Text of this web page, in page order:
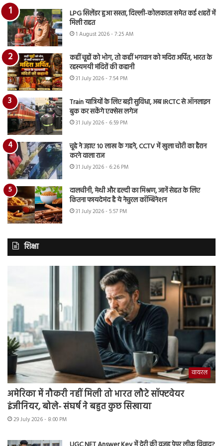
LPG सिलेंडर हुआ सस्ता, दिल्ली-कोलकाता समेत कई शहरों में
मिली राहत
1 August 2026 - 7:25 AM
कहीं चूहों को भोग, तो कहीं भगवान को मदिरा अर्पित, भारत के
रहस्यमयी मंदिरों की कहानी
31 July 2026 - 7:54 PM
Train यात्रियों के लिए बड़ी सुविधा, अब IRCTC से ऑनलाइन
बुक कर सकेंगे एक्सेस लगेज
31 July 2026 - 6:59 PM
चूहे ने उड़ाए 10 लाख के गहने, CCTV में खुला चोरी का हैरान
करने वाला राज
31 July 2026 - 6:26 PM
दालचीनी, मेथी और हल्दी का मिश्रण, जानें सेहत के लिए
कितना फायदेमंद है ये नेचुरल कॉम्बिनेशन
31 July 2026 - 5:57 PM
शिक्षा
वायरल
अमेरिका में नौकरी नहीं मिली तो भारत लौटे सॉफ्टवेयर
इंजीनियर, बोले- संघर्ष ने बहुत कुछ सिखाया
29 July 2026 - 8:00 PM